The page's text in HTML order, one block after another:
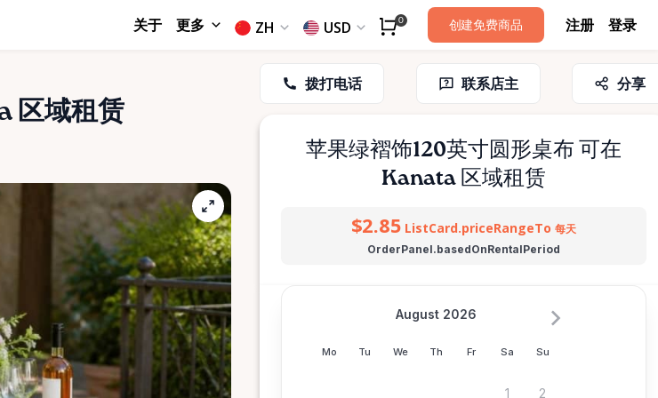
关于 更多 ZH USD 0 创建免费商品 注册 登录
区域租赁
拨打电话 联系店主 分享
苹果绿褶饰120英寸圆形桌布 可在
Kanata 区域租赁
$2.85 ListCard.priceRangeTo 每天
OrderPanel.basedOnRentalPeriod
Mo Tu We Th Fr Sa Su
August 2026
1 2